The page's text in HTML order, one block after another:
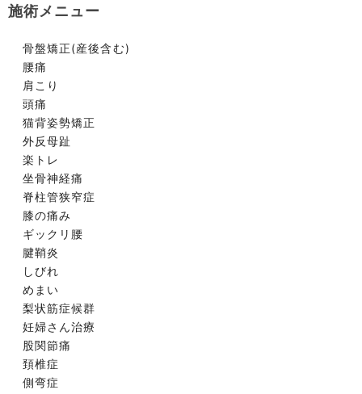
施術メニュー
骨盤矯正(産後含む)
腰痛
肩こり
頭痛
猫背姿勢矯正
外反母趾
楽トレ
坐骨神経痛
脊柱管狭窄症
膝の痛み
ギックリ腰
腱鞘炎
しびれ
めまい
梨状筋症候群
妊婦さん治療
股関節痛
頚椎症
側弯症